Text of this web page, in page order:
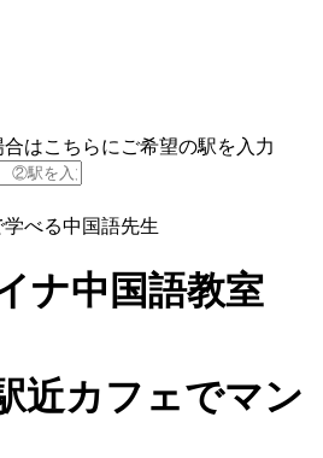
はこちらにご希望の駅を入力
学べる中国語先生
ナ中国語教室
近カフェでマン